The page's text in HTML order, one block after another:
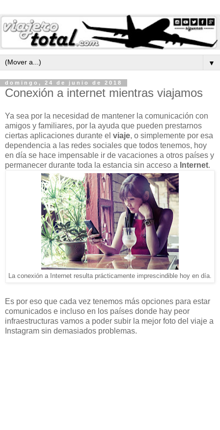
▼
domingo, 24 de junio de 2018
Conexión a internet mientras viajamos
Ya sea por la necesidad de mantener la comunicación con
amigos y familiares, por la ayuda que pueden prestarnos
ciertas aplicaciones durante el viaje, o simplemente por esa
dependencia a las redes sociales que todos tenemos, hoy
en día se hace impensable ir de vacaciones a otros países y
permanecer durante toda la estancia sin acceso a Internet.
La conexión a Internet resulta prácticamente imprescindible hoy en día.
Es por eso que cada vez tenemos más opciones para estar
comunicados e incluso en los países donde hay peor
infraestructuras vamos a poder subir la mejor foto del viaje a
Instagram sin demasiados problemas.